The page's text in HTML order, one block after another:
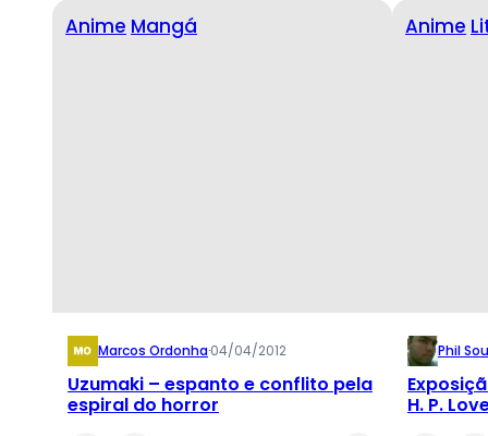
Anime Mangá
Marcos Ordonha·04/04/2012
Uzumaki – espanto e conflito pela
espiral do horror
Anime
Phil
H. P.